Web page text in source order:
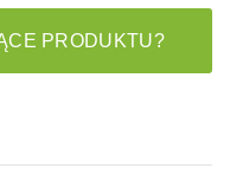
PRODUKTU?